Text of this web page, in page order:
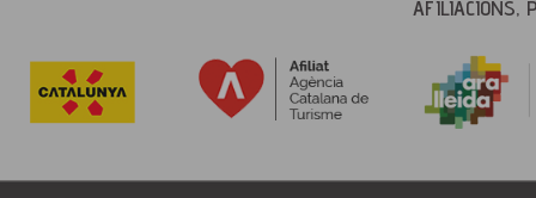
AFILIACIONS,